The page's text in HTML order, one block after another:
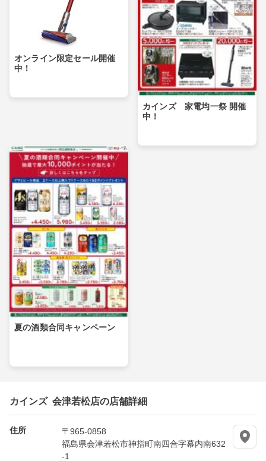
オンライン限定セール開催
中！
カインズ 家電均一祭 開催
中！
夏の酒類合同キャンペーン
カインズ 会津若松店の店舗詳細
住所
〒965-0858
福島県会津若松市神指町南四合字幕内南632
-1